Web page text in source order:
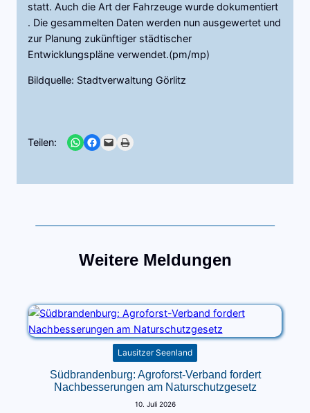
statt. Auch die Art der Fahrzeuge wurde dokumentiert
. Die gesammelten Daten werden nun ausgewertet und
zur Planung zukünftiger städtischer
Entwicklungspläne verwendet.(pm/mp)
Bildquelle: Stadtverwaltung Görlitz
Teilen: Share on WhatsApp
Share on Facebook
Email this PagePrint this Page
Weitere Meldungen
Lausitzer Seenland
Südbrandenburg: Agroforst-Verband fordert
Nachbesserungen am Naturschutzgesetz
10. Juli 2026